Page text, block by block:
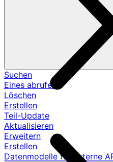
Suchen
Eines abrufen
Löschen
Erstellen
Teil-Update
Aktualisieren
Erweitern
Erstellen
Datenmodelle für externe